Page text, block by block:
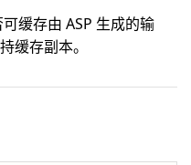
缓存由 ASP 生成的输
缓存副本。